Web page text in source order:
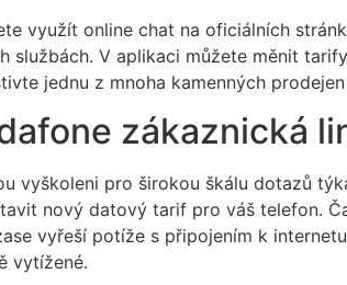
využít online chat na oficiálních
službách. V aplikaci můžete měnit
jednu z mnoha kamenných
zákaznická
vyškoleni pro širokou škálu dotazů
nový datový tarif pro váš telefon.
vyřeší potíže s připojením k
vytížené.